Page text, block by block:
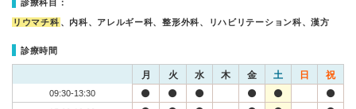
診療科目：
リウマチ科 、内科、アレルギー科、整形外科、リハビリテーション科、漢方
診療時間
月 火 水 木 金 土 日 祝
09:30-13:30